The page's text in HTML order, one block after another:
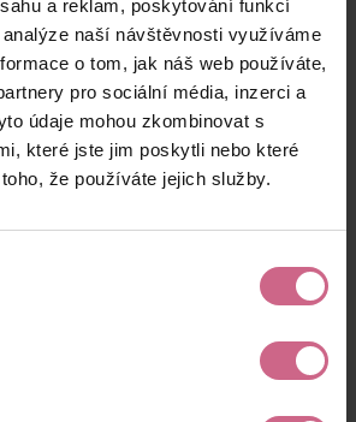
a reklam, poskytování funkcí
naší návštěvnosti využíváme
o tom, jak náš web používáte,
pro sociální média, inzerci a
údaje mohou zkombinovat s
které jste jim poskytli nebo které
že používáte jejich služby.
30. 12. 2024
17:40:14
Kč
30. 12. 2024
16:30:27
20 440 Kč
30. 12. 2024
16:25:36
584 Kč
keyboard_arrow_right